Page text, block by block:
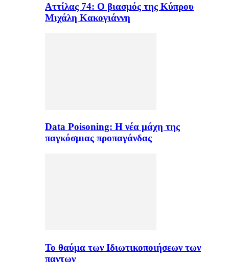
Αττίλας 74: Ο βιασμός της Κύπρου
Μιχάλη Κακογιάννη
Data Poisoning: Η νέα μάχη της
παγκόσμιας προπαγάνδας
Το θαύμα των Ιδιωτικοποιήσεων των
παντων